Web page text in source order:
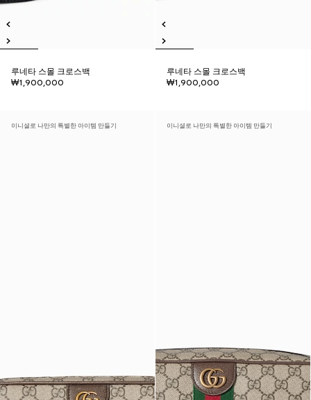
루네타 스몰 크로스백
₩1,900,000
루네타 스몰 크로스백
₩1,900,000
이니셜로 나만의 특별한 아이템 만들기 이니셜로 나만의 특별한 아이템 만들기